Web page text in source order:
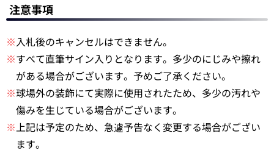
注意事項
※入札後のキャンセルはできません。
※すべて直筆サイン入りとなります。多少のにじみや擦れ
がある場合がございます。予めご了承ください。
※球場外の装飾にて実際に使用されたため、多少の汚れや
傷みを生じている場合がございます。
※ 上記は予定のため、急遽予告なく変更する場合がござい
ます。